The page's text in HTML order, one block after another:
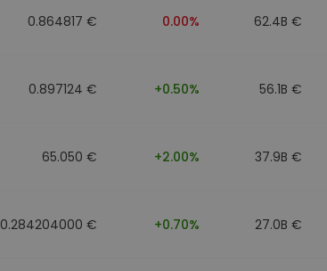
0.864817 € 0.00% 62.4B €
0.897124 € +0.50% 56.1B €
65.050 € +2.00% 37.9B €
0.284204000 € +0.70% 27.0B €